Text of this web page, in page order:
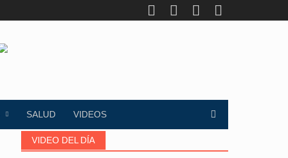
SALUD VIDEOS
VIDEO DEL DÍA